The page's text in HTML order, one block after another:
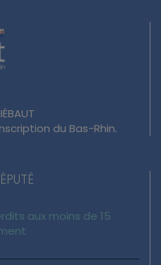
du Bas-Rhin.
aux moins de 15